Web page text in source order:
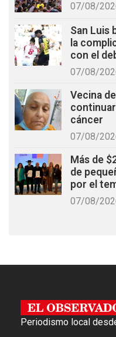
07/08/
San Luis
la
con el
07/08/
Vecina
cáncer
07/08/
Más de
de
por el
07/08/
Periodismo local